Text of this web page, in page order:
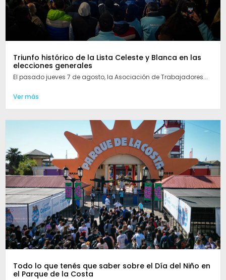
Triunfo histórico de la Lista Celeste y Blanca en las
elecciones generales
El pasado jueves 7 de agosto, la Asociación de Trabajadores...
Ver más
Todo lo que tenés que saber sobre el Día del Niño en
el Parque de la Costa